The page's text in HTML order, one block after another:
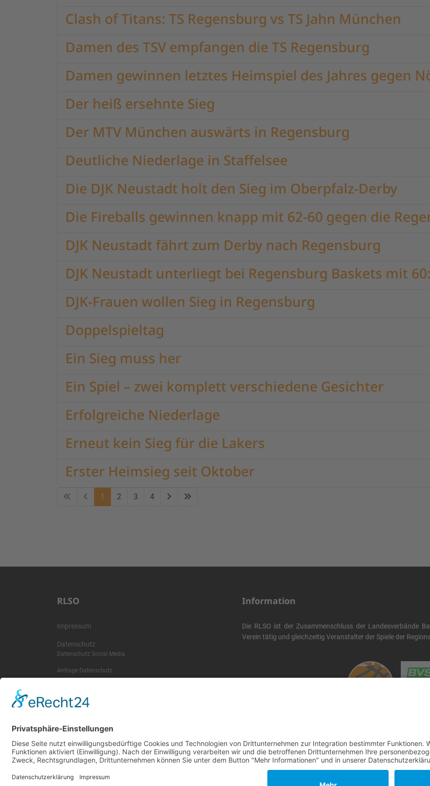
Clash of Titans: TS Regensburg vs TS Jahn München
Damen des TSV empfangen die TS Regensburg
Damen gewinnen letztes Heimspiel des Jahres gegen
Der heiß ersehnte Sieg
Der MTV München auswärts in Regensburg
Deutliche Niederlage in Staffelsee
Die DJK Neustadt holt den Sieg im Oberpfalz-Derby
Die Fireballs gewinnen knapp mit 62-60 gegen die
DJK Neustadt fährt zum Derby nach Regensburg
DJK Neustadt unterliegt bei Regensburg Baskets mit
DJK-Frauen wollen Sieg in Regensburg
Doppelspieltag
Ein Sieg muss her
Ein Spiel – zwei komplett verschiedene Gesichter
Erfolgreiche Niederlage
Erneut kein Sieg für die Lakers
Erster Heimsieg seit Oktober
1 2 3 4
RLSO
Impressum
Datenschutz
Datenschutz Social Media
Anfrage Datenschutz
SR-Feedback
wichtige Termine
Information
Die RLSO ist der Zusammenschluss der Landesverbände
Verein tätig und gleichzeitig Veranstalter der Spiele der